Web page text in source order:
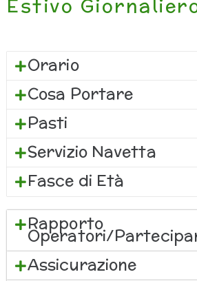
Estivo
Orario
Cosa Portare
Pasti
Servizio Navetta
Fasce di Età
Rapporto
Operatori/
Assicurazione